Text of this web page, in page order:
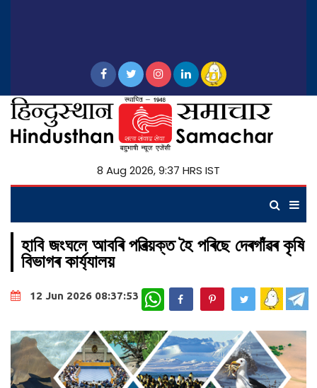
8 Aug 2026, 9:37 HRS IST
হাবি জংঘলে আবৰি পৰিত্য়ক্ত হৈ পৰিছে দেৰগাঁৱৰ কৃষি
বিভাগৰ কাৰ্য্যালয়
12 Jun 2026 08:37:53 WhatsApp